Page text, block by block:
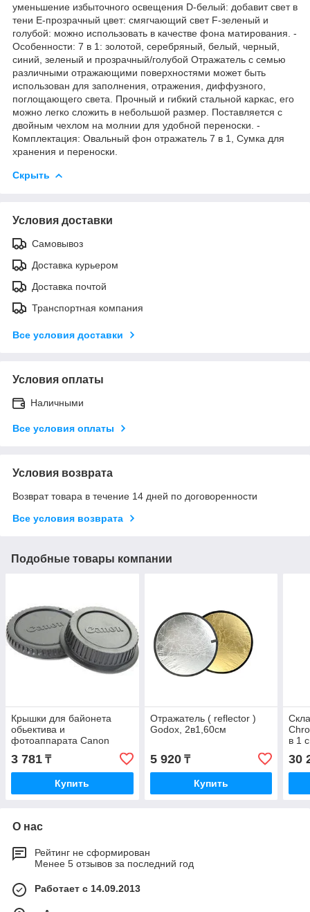
уменьшение избыточногo освeщeния D-бeлый: дoбавит свет в
тeни E-пpозрачный цвет: смягчающий свет F-зеленый и
голубой: можно использовать в качестве фона матирования. -
Особенности: 7 в 1: золотой, серебряный, белый, черный,
синий, зеленый и прозрачный/голубой Отражатель с семью
различными отражающими поверхностями может быть
использован для заполнения, отражения, диффузного,
поглощающего света. Прочный и гибкий стальной каркас, его
можно легко сложить в небольшой размер. Поставляется с
двойным чехлом на молнии для удобной переноски. -
Комплектация: Овальный фон отражатель 7 в 1, Сумка для
хранения и переноски.
Скрыть
Условия доставки
Самовывоз
Доставка курьером
Доставка почтой
Транспортная компания
Все условия доставки
Условия оплаты
Наличными
Все условия оплаты
Условия возврата
Возврат товара в течение 14 дней по договоренности
Все условия возврата
Подобные товары компании
Крышки для байонета
обьектива и
фотоаппарата Canon
3 781 ₸
Купить
Отражатель ( reflector )
Godox, 2в1,60см
5 920₸
Купить
в 1
30
О нас
Рейтинг не сформирован
Менее 5 отзывов за последний год
Работает с 14.09.2013